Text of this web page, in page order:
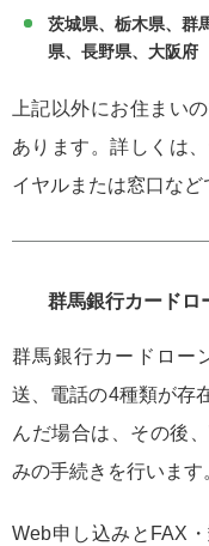
茨城県、栃木県、群
県、長野県、大阪府
上記以外にお住まい
あります。詳しくは
イヤルまたは窓口など
群馬銀行カードロ
群馬銀行カードロー
送、電話の4種類が存
んだ場合は、その後
みの手続きを行います
Web申し込みとFAX